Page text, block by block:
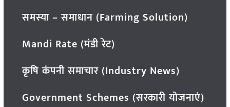
समस्या – समाधान (Farming Solution)
Mandi Rate (मंडी रेट)
कृषि कंपनी समाचार (Industry News)
Government Schemes (सरकारी योजनाएं)